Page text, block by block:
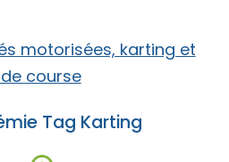
et achats locaux
de réception
motorisées, karting et
course
Tag Karting